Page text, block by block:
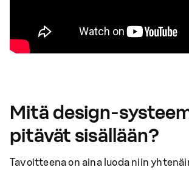
Mitä design-
pitävät sisällään?
Tavoitteena on aina luoda niin